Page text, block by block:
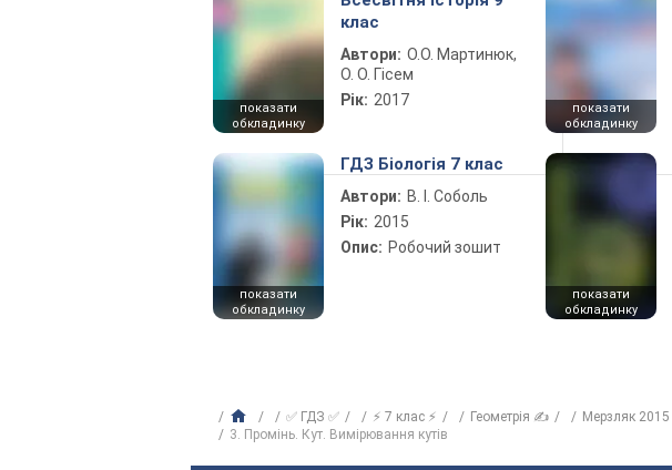
показати
обкладинку
клас
Автори: О.О. Мартинюк,
О. О. Гісем
Рік: 2017
показати
обкладинку
показати
обкладинку
ГДЗ Біологія 7 клас
Автори: В. І. Соболь
Рік: 2015
Опис: Робочий зошит
показати
обкладинку
✅ ГДЗ ✅ ⚡ 7 клас ⚡ Геометрія ✍ Мерзляк 2015
3. Промінь. Кут. Вимірювання кутів